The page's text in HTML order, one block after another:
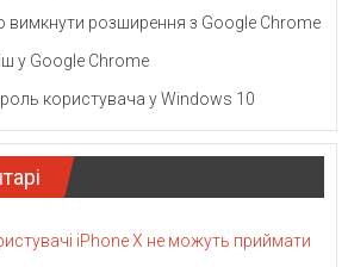
вимкнути розширення з Google Chrome
у Google Chrome
користувача у Windows 10
iPhone X не можуть приймати